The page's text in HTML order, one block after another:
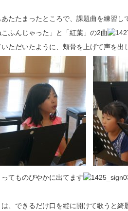
たたまったところで、課題曲を練習し
ふんじゃった」と「紅葉」の2曲
ただいたように、頬骨を上げて声を出
てものびやかに出てます
は、できるだけ口を縦に開けて歌うと綺